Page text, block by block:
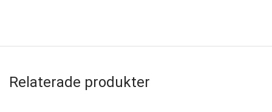
Relaterade produkter